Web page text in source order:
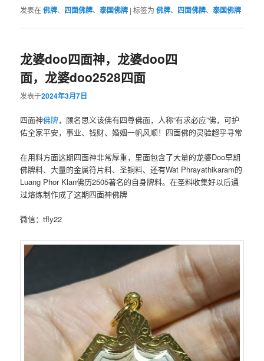
发表在佛牌、 四面佛牌、泰国佛牌 |标签为 佛牌、 四面佛牌、泰国佛牌
龙婆doo四面神，龙婆doo四
面，龙婆doo2528四面
发表于2024年3月7日
四面神佛牌，顾名思义该佛有四尊佛面，人称“有求必应”佛，可护
佑全家平安，事业、钱财、婚姻一帆风顺！四面佛的灵验超乎寻常
在用料方面这期四面神非常厚重，里面包含了大量的龙婆Doo早期
佛牌料、大量的金属符片料、圣铜料、还有Wat Phrayathikaram的
Luang Phor Klan佛历2505著名的自身牌料。在圣料收集好以后通
过熔炼制作成了这期四面神佛牌
微信：tfly22